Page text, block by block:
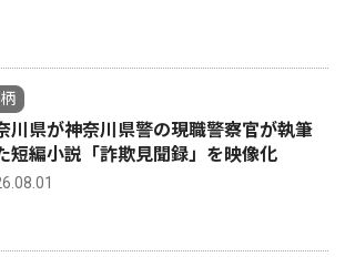
川県が神奈川県警の現職警察官が執筆
短編小説「詐欺見聞録」を映像化